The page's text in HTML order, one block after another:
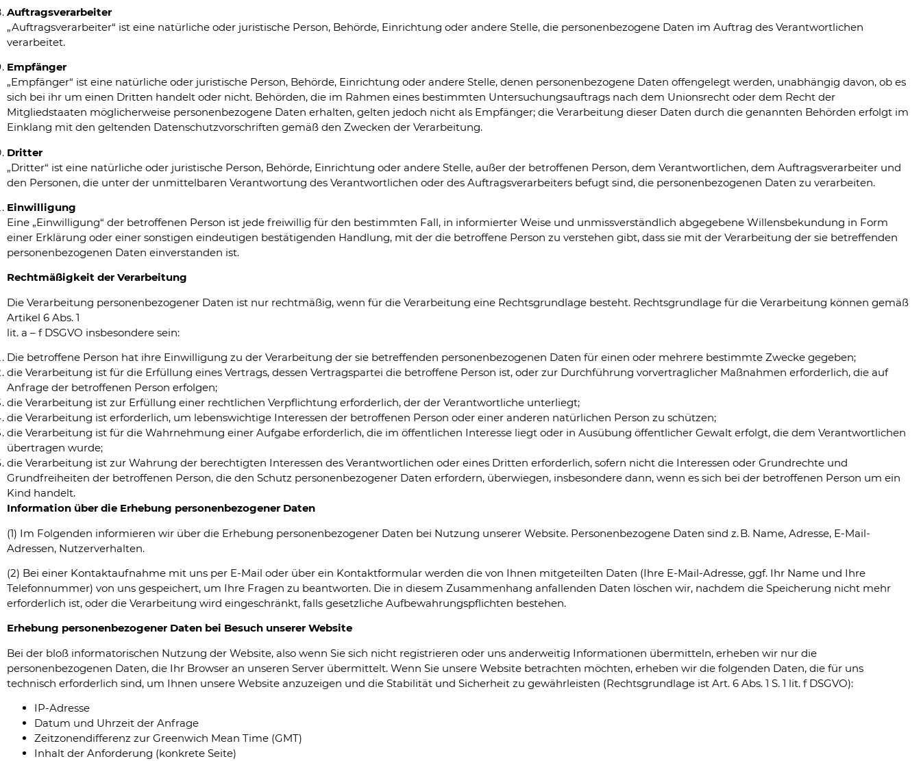
Auftragsverarbeiter
„Auftragsverarbeiter“ ist eine natürliche oder juristische Person, Behörde, Einrichtung oder andere Stelle, die personenbezogene Daten im Auftrag des Verantwortlichen
verarbeitet.
Empfänger
„Empfänger“ ist eine natürliche oder juristische Person, Behörde, Einrichtung oder andere Stelle, denen personenbezogene Daten offengelegt werden, unabhängig davon, ob es
sich bei ihr um einen Dritten handelt oder nicht. Behörden, die im Rahmen eines bestimmten Untersuchungsauftrags nach dem Unionsrecht oder dem Recht der
Mitgliedstaaten möglicherweise personenbezogene Daten erhalten, gelten jedoch nicht als Empfänger; die Verarbeitung dieser Daten durch die genannten Behörden erfolgt im
Einklang mit den geltenden Datenschutzvorschriften gemäß den Zwecken der Verarbeitung.
Dritter
„Dritter“ ist eine natürliche oder juristische Person, Behörde, Einrichtung oder andere Stelle, außer der betroffenen Person, dem Verantwortlichen, dem Auftragsverarbeiter und
den Personen, die unter der unmittelbaren Verantwortung des Verantwortlichen oder des Auftragsverarbeiters befugt sind, die personenbezogenen Daten zu verarbeiten.
Einwilligung
Eine „Einwilligung“ der betroffenen Person ist jede freiwillig für den bestimmten Fall, in informierter Weise und unmissverständlich abgegebene Willensbekundung in Form
einer Erklärung oder einer sonstigen eindeutigen bestätigenden Handlung, mit der die betroffene Person zu verstehen gibt, dass sie mit der Verarbeitung der sie betreffenden
personenbezogenen Daten einverstanden ist.
Rechtmäßigkeit der Verarbeitung
Die Verarbeitung personenbezogener Daten ist nur rechtmäßig, wenn für die Verarbeitung eine Rechtsgrundlage besteht. Rechtsgrundlage für die Verarbeitung können gemäß
Artikel 6 Abs. 1
lit. a – f DSGVO insbesondere sein:
Die betroffene Person hat ihre Einwilligung zu der Verarbeitung der sie betreffenden personenbezogenen Daten für einen oder mehrere bestimmte Zwecke gegeben;
die Verarbeitung ist für die Erfüllung eines Vertrags, dessen Vertragspartei die betroffene Person ist, oder zur Durchführung vorvertraglicher Maßnahmen erforderlich, die auf
Anfrage der betroffenen Person erfolgen;
die Verarbeitung ist zur Erfüllung einer rechtlichen Verpflichtung erforderlich, der der Verantwortliche unterliegt;
die Verarbeitung ist erforderlich, um lebenswichtige Interessen der betroffenen Person oder einer anderen natürlichen Person zu schützen;
die Verarbeitung ist für die Wahrnehmung einer Aufgabe erforderlich, die im öffentlichen Interesse liegt oder in Ausübung öffentlicher Gewalt erfolgt, die dem Verantwortlichen
übertragen wurde;
die Verarbeitung ist zur Wahrung der berechtigten Interessen des Verantwortlichen oder eines Dritten erforderlich, sofern nicht die Interessen oder Grundrechte und
Grundfreiheiten der betroffenen Person, die den Schutz personenbezogener Daten erfordern, überwiegen, insbesondere dann, wenn es sich bei der betroffenen Person um ein
Kind handelt.
Information über die Erhebung personenbezogener Daten
(1) Im Folgenden informieren wir über die Erhebung personenbezogener Daten bei Nutzung unserer Website. Personenbezogene Daten sind z. B. Name, Adresse, E-Mail-
Adressen, Nutzerverhalten.
(2) Bei einer Kontaktaufnahme mit uns per E-Mail oder über ein Kontaktformular werden die von Ihnen mitgeteilten Daten (Ihre E-Mail-Adresse, ggf. Ihr Name und Ihre
Telefonnummer) von uns gespeichert, um Ihre Fragen zu beantworten. Die in diesem Zusammenhang anfallenden Daten löschen wir, nachdem die Speicherung nicht mehr
erforderlich ist, oder die Verarbeitung wird eingeschränkt, falls gesetzliche Aufbewahrungspflichten bestehen.
Erhebung personenbezogener Daten bei Besuch unserer Website
Bei der bloß informatorischen Nutzung der Website, also wenn Sie sich nicht registrieren oder uns anderweitig Informationen übermitteln, erheben wir nur die
personenbezogenen Daten, die Ihr Browser an unseren Server übermittelt. Wenn Sie unsere Website betrachten möchten, erheben wir die folgenden Daten, die für uns
technisch erforderlich sind, um Ihnen unsere Website anzuzeigen und die Stabilität und Sicherheit zu gewährleisten (Rechtsgrundlage ist Art. 6 Abs. 1 S. 1 lit. f DSGVO):
IP-Adresse
Datum und Uhrzeit der Anfrage
Zeitzonendifferenz zur Greenwich Mean Time (GMT)
Inhalt der Anforderung (konkrete Seite)